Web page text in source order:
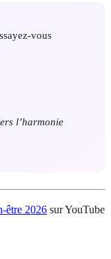
vous
l’harmonie
être 2026 sur YouTube